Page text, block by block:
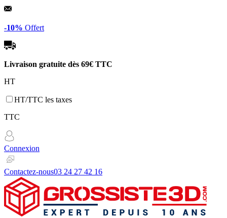
Panneau de gestion des cookies
-10% Offert
Livraison gratuite dès 69€ TTC
HT
HT/TTC les taxes
TTC
Connexion
Contactez-nous03 24 27 42 16